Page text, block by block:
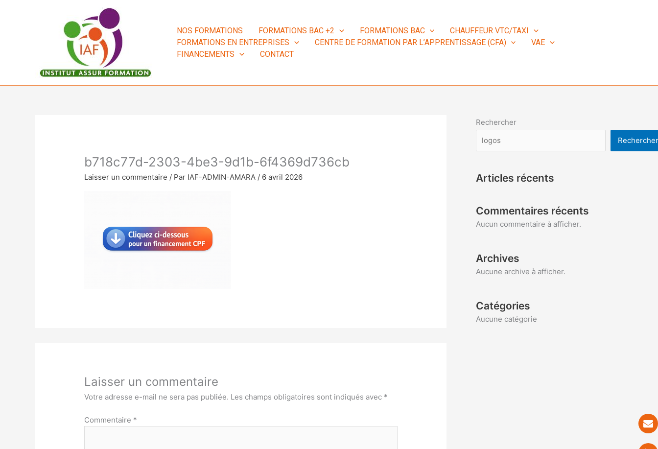
NOS FORMATIONS FORMATIONS BAC +2 FORMATIONS BAC
CHAUFFEUR VTC/TAXI
FORMATIONS EN ENTREPRISES
CENTRE DE FORMATION PAR L’APPRENTISSAGE (CFA)
VAE
FINANCEMENTS
CONTACT
b718c77d-2303-4be3-9d1b-6f4369d736cb
Laisser un commentaire / Par IAF-ADMIN-AMARA / 6 avril 2026
Laisser un commentaire
Votre adresse e-mail ne sera pas publiée. Les champs obligatoires sont indiqués avec *
Commentaire *
Rechercher
Rechercher
Articles récents
Commentaires récents
Aucun commentaire à afficher.
Archives
Aucune archive à afficher.
Catégories
Aucune catégorie